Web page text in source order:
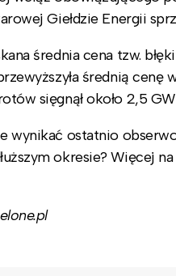
Giełdzie Energii
średnia cena tzw.
średnią
sięgnął około 2,5
wynikać ostatnio
okresie? Więcej